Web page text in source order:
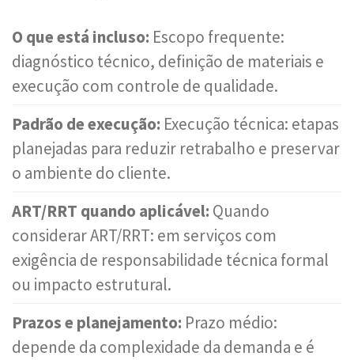
O que está incluso: Escopo frequente:
diagnóstico técnico, definição de materiais e
execução com controle de qualidade.
Padrão de execução: Execução técnica: etapas
planejadas para reduzir retrabalho e preservar
o ambiente do cliente.
ART/RRT quando aplicável: Quando
considerar ART/RRT: em serviços com
exigência de responsabilidade técnica formal
ou impacto estrutural.
Prazos e planejamento: Prazo médio:
depende da complexidade da demanda e é